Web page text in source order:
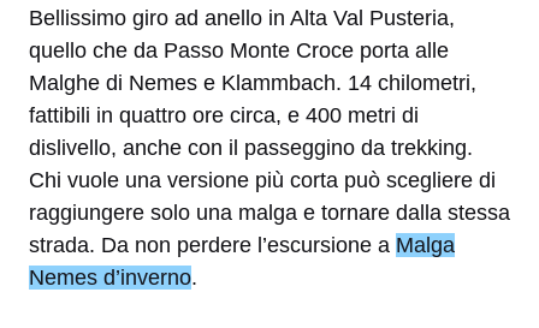
Bellissimo giro ad anello in Alta Val Pusteria,
quello che da Passo Monte Croce porta alle
Malghe di Nemes e Klammbach. 14 chilometri,
fattibili in quattro ore circa, e 400 metri di
dislivello, anche con il passeggino da trekking.
Chi vuole una versione più corta può scegliere di
raggiungere solo una malga e tornare dalla stessa
strada. Da non perdere l’escursione a Malga
Nemes d’inverno.